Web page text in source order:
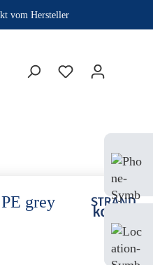
vom Hersteller
grey